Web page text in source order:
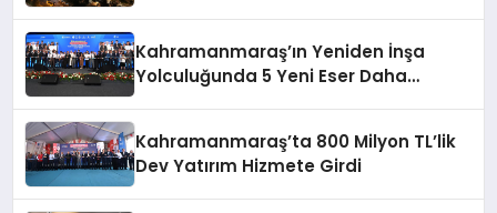
Kahramanmaraş’ın Yeniden İnşa
Yolculuğunda 5 Yeni Eser Daha
Kahramanmaraş’ta 800 Milyon TL’lik
Dev Yatırım Hizmete Girdi